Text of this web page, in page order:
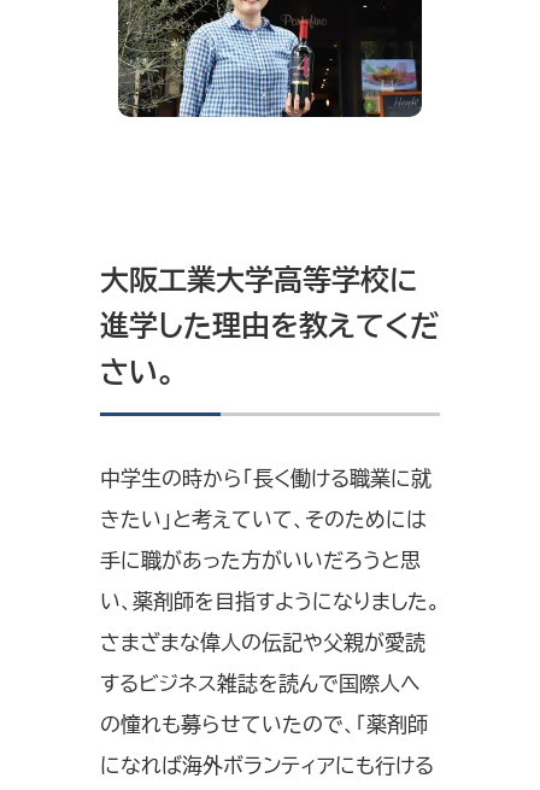
大阪工業大学高等学校に
進学した理由を教えてくだ
さい。
中学生の時から「長く働ける職業に就
きたい」と考えていて、そのためには
手に職があった方がいいだろうと思
い、薬剤師を目指すようになりました。
さまざまな偉人の伝記や父親が愛読
するビジネス雑誌を読んで国際人へ
の憧れも募らせていたので、「薬剤師
になれば海外ボランティアにも行ける